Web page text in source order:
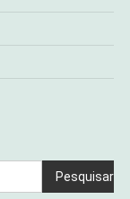
Pesquisar